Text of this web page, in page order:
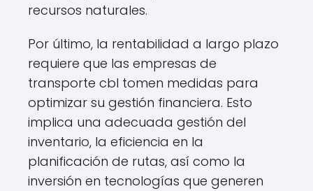
recursos naturales.
Por último, la rentabilidad a largo plazo
requiere que las empresas de
transporte cbl tomen medidas para
optimizar su gestión financiera. Esto
implica una adecuada gestión del
inventario, la eficiencia en la
planificación de rutas, así como la
inversión en tecnologías que generen